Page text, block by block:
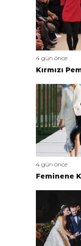
4 gün önce
Kırmızı
4 gün önce
Feminene